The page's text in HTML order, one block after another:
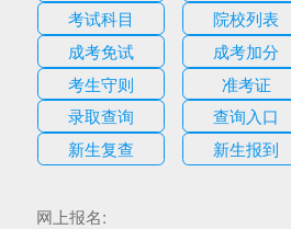
考试科目
院校列表
成考免试
成考加分
考生守则
准考证
录取查询
查询入口
新生复查
新生报到
网上报名: